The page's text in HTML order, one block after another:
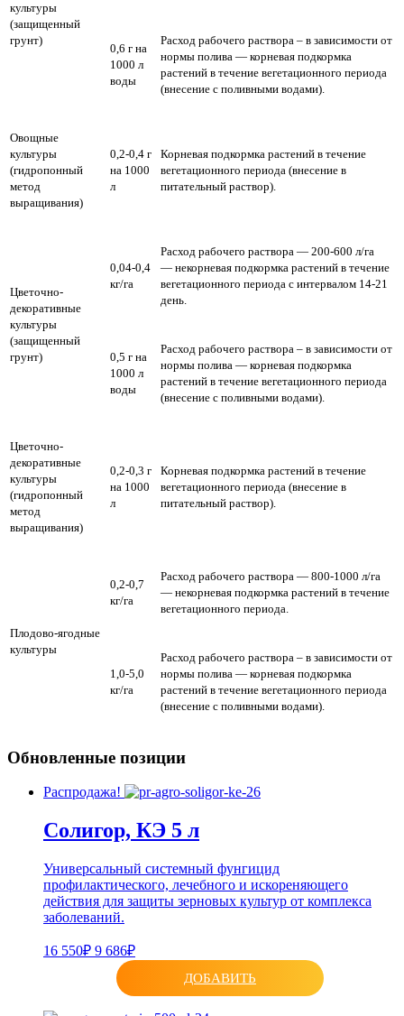
культуры
(защищенный
грунт)
0,6 г на
1000 л
воды
Расход рабочего раствора – в зависимости от
нормы полива — корневая подкормка
растений в течение вегетационного периода
(внесение с поливными водами).
Овощные
культуры
(гидропонный
метод
выращивания)
0,2-0,4 г
на 1000
л
Корневая подкормка растений в течение
вегетационного периода (внесение в
питательный раствор).
Цветочно-
декоративные
культуры
(защищенный
грунт)
0,04-0,4
кг/га
Расход рабочего раствора — 200-600 л/га
— некорневая подкормка растений в течение
вегетационного периода с интервалом 14-21
день.
0,5 г на
1000 л
воды
Расход рабочего раствора – в зависимости от
нормы полива — корневая подкормка
растений в течение вегетационного периода
(внесение с поливными водами).
Цветочно-
декоративные
культуры
(гидропонный
метод
выращивания)
0,2-0,3 г
на 1000
л
Корневая подкормка растений в течение
вегетационного периода (внесение в
питательный раствор).
Плодово-ягодные
культуры
0,2-0,7
кг/га
Расход рабочего раствора — 800-1000 л/га
— некорневая подкормка растений в течение
вегетационного периода.
1,0-5,0
кг/га
Расход рабочего раствора – в зависимости от
нормы полива — корневая подкормка
растений в течение вегетационного периода
(внесение с поливными водами).
Обновленные позиции
Распродажа!
Солигор, КЭ 5 л
Универсальный системный фунгицид
профилактического, лечебного и искореняющего
действия для защиты зерновых культур от комплекса
заболеваний.
16 550₽ 9 686₽
ДОБАВИТЬ